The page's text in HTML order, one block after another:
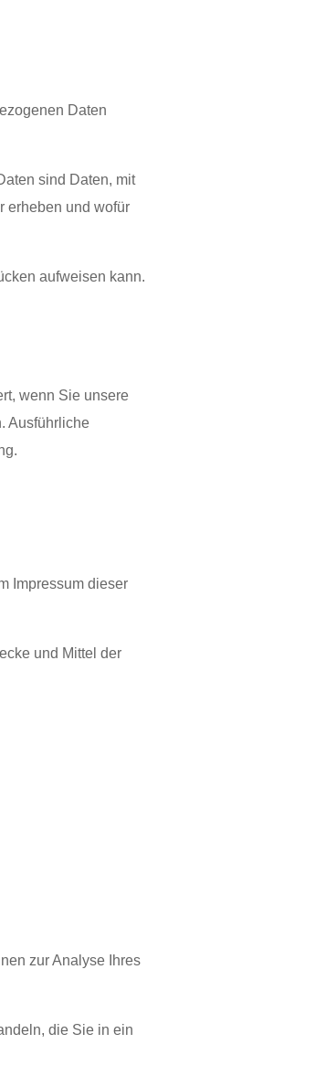
Daten
sind Daten, mit
erheben und wofür
aufweisen kann.
wenn Sie unsere
Ausführliche
Impressum dieser
und Mittel der
zur Analyse Ihres
die Sie in ein